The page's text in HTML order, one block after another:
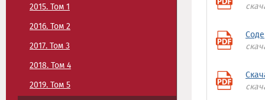
2015. Том 1
2016. Том 2
2017. Том 3
2018. Том 4
2019. Том 5